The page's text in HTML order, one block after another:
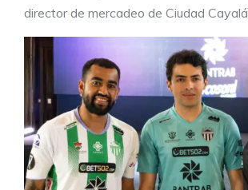
director de mercadeo de Ciudad Cayalá.